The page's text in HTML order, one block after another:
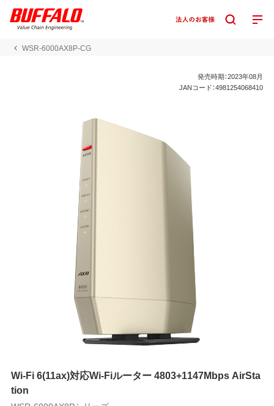
WSR-6000AX8P-CG
発売時期：2023年08月
JANコード：4981254068410
Wi-Fi 6(11ax)対応Wi-Fiルーター 4803+1147Mbps AirSta
tion